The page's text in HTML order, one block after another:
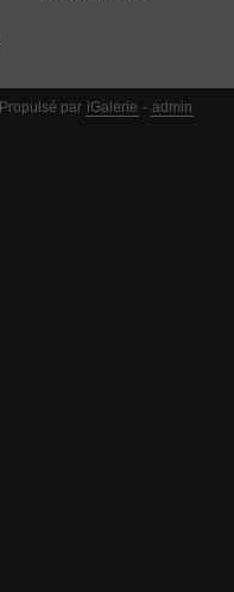
Propulsé par iGalerie - admin